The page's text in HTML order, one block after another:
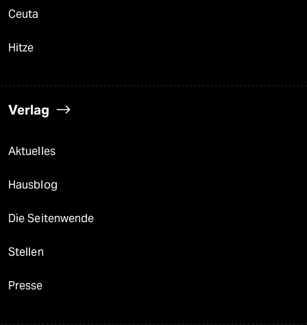
Ceuta
Hitze
Verlag
Aktuelles
Hausblog
Die Seitenwende
Stellen
Presse